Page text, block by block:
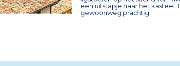
een uitstapje naar het kasteel.
gewoonweg prachtig.